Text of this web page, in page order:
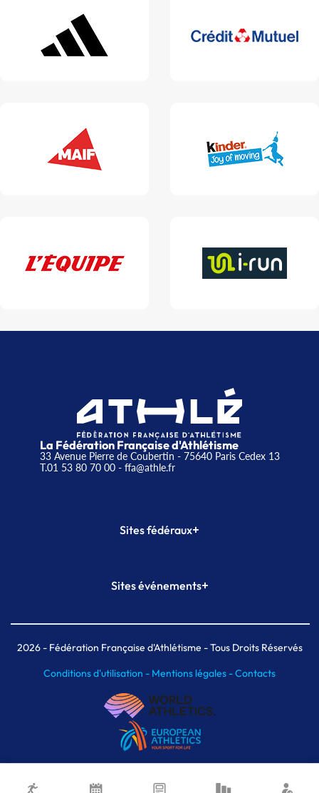
La Fédération Française d'Athlétisme
33 Avenue Pierre de Coubertin - 75640 Paris Cedex 13
T.01 53 80 70 00- ffa@athle.fr
Sites fédéraux+
Plateforme Formation
Sites événements+
Meeting de Paris indoor
MAIF Ekiden de Paris
2026- Fédération Française d'Athlétisme - Tous Droits Réservés
Conditions d'utilisation - Mentions légales -Contacts